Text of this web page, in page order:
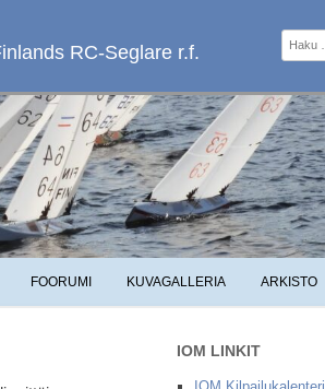
RC-Seglare r.f.
Haku:
FOORUMI KUVAGALLERIA ARKISTO
IOM LINKIT